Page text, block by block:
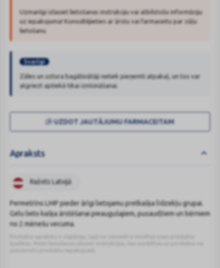
Uzmanīgi izlasiet lietošanas instrukciju vai atbilstošu informāciju
uz iepakojuma! Konsultējieties ar ārstu vai farmaceitu par zāļu
lietošanu.
Svarīgi
Zāles un uztura bagātinātāji netiek pieņemti atpakaļ, un tos var
atgriezt aptiekā tikai iznīcināšanai.
UZDOT JAUTĀJUMU FARMACEITAM
Apraksts
Ražots Latvijā
Permetrīns LMP pieder ārīgi lietojamu pretkašķa līdzekļu grupai.
Gelu lieto kašķa ārstēšanai pieaugušajiem, pusaudžiem un bērniem
no 2 mēnešu vecuma.